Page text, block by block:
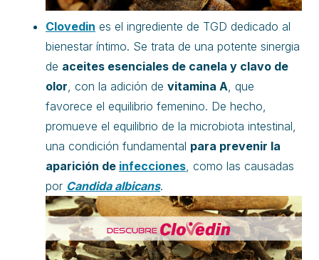
Clovedin es el ingrediente de TGD dedicado al
bienestar íntimo. Se trata de una potente sinergia
de aceites esenciales de canela y clavo de
olor , con la adición de vitamina A , que
favorece el equilibrio femenino. De hecho,
promueve el equilibrio de la microbiota intestinal,
una condición fundamental para prevenir la
aparición de infecciones , como las causadas
por Candida albicans.